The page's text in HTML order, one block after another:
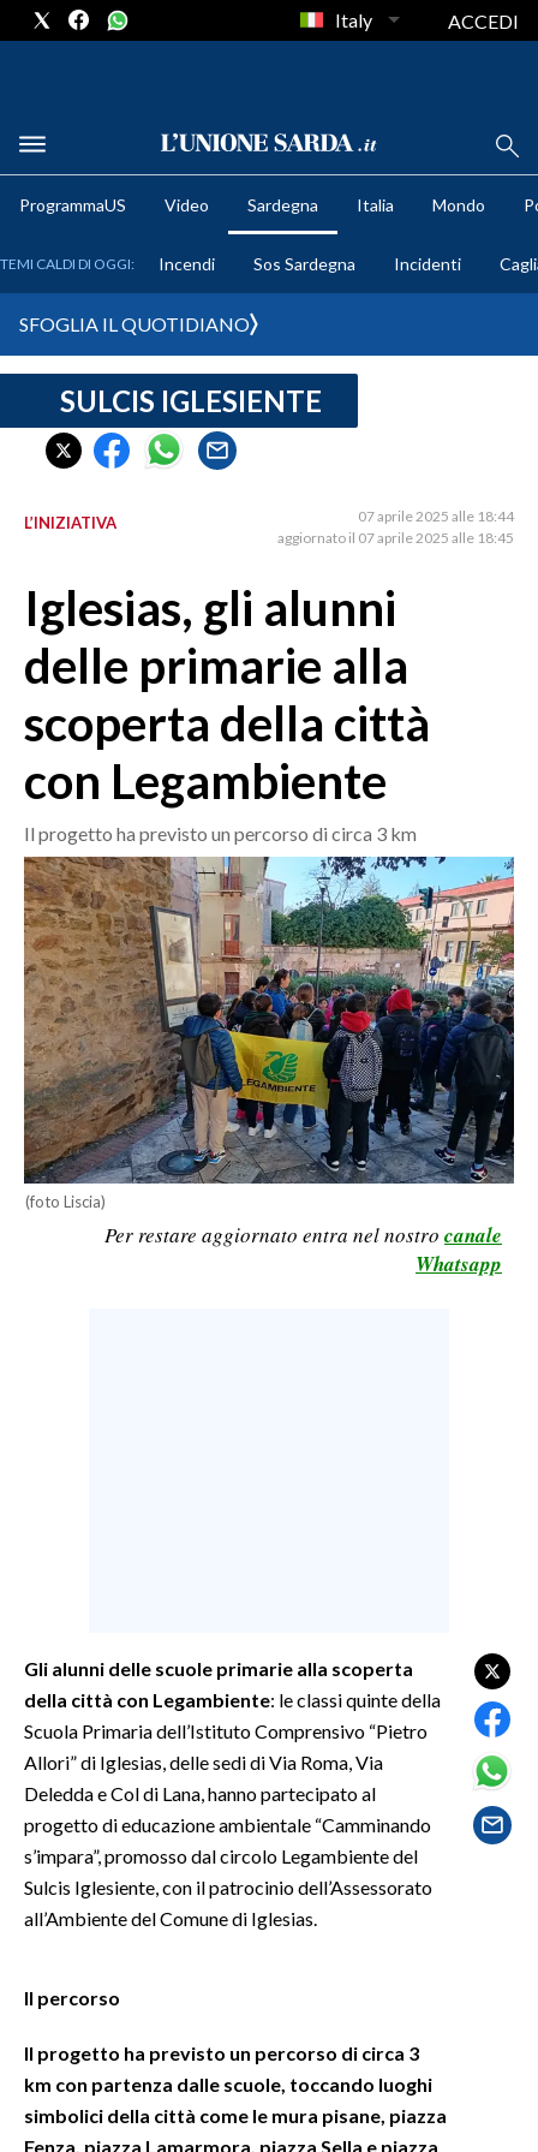
METEO
CRONACA SARDEGNA
CAGLIARI
SULCIS IGLESIENTE
SASSARI E PROVINCIA
GALLURA
NUORO E PROVINCIA
OGLIASTRA
ITALIA
MONDO
POLITICA
ECONOMIA
SERVIZI ALLE IMPRESE
LAVORO
BANDI
SPORT IN SARDEGNA
SPETTACOLI
GOSSIP
SARDEGNA TURISMO
SARDI NEL MONDO
3 MINUTI CON
INSULARITÀ
Italy ACCEDI
ProgrammaUS Video Sardegna Italia Mondo
TEMI CALDI DI OGGI: Incendi Sos Sardegna Incidenti
SFOGLIA IL QUOTIDIANO
SULCIS IGLESIENTE
L’INIZIATIVA
07 aprile 2025 alle 18:44
aggiornato il 07 aprile 2025 alle 18:45
Iglesias, gli alunni
delle primarie alla
scoperta della città
con Legambiente
Il progetto ha previsto un percorso di circa 3 km
(foto Liscia)
Per restare aggiornato entra nel nostro canale
Whatsapp
Gli alunni delle scuole primarie alla scoperta
della città con Legambiente: le classi quinte della
Scuola Primaria dell’Istituto Comprensivo “Pietro
Allori” di Iglesias, delle sedi di Via Roma, Via
Deledda e Col di Lana, hanno partecipato al
progetto di educazione ambientale “Camminando
s’impara”, promosso dal circolo Legambiente del
Sulcis Iglesiente, con il patrocinio dell’Assessorato
all’Ambiente del Comune di Iglesias.
Il percorso
Il progetto ha previsto un percorso di circa 3
km con partenza dalle scuole, toccando luoghi
simbolici della città come le mura pisane, piazza
Fenza, piazza Lamarmora, piazza Sella e piazza